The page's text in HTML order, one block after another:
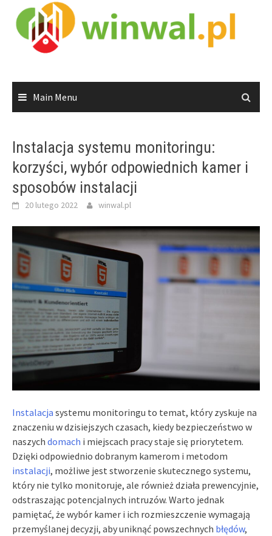
content
Main Menu
Instalacja systemu monitoringu:
korzyści, wybór odpowiednich kamer i
sposobów instalacji
20 lutego 2022 winwal.pl
Instalacja systemu monitoringu to temat, który zyskuje na
znaczeniu w dzisiejszych czasach, kiedy bezpieczeństwo w
naszych domach i miejscach pracy staje się priorytetem.
Dzięki odpowiednio dobranym kamerom i metodom
instalacji, możliwe jest stworzenie skutecznego systemu,
który nie tylko monitoruje, ale również działa prewencyjnie,
odstraszając potencjalnych intruzów. Warto jednak
pamiętać, że wybór kamer i ich rozmieszczenie wymagają
przemyślanej decyzji, aby uniknąć powszechnych błędów,